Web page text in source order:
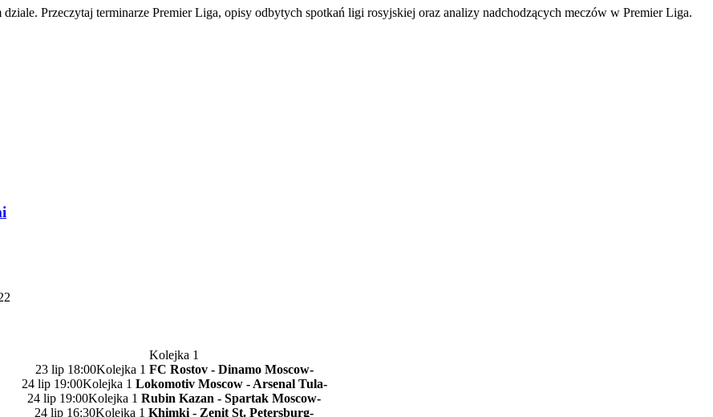
Przeczytaj terminarze Premier Liga, opisy odbytych spotkań ligi rosyjskiej oraz analizy nadchodzących meczów w Premier Liga.
Kolejka 1
23 lip 18:00Kolejka 1 FC Rostov - Dinamo Moscow-
24 lip 19:00Kolejka 1 Lokomotiv Moscow - Arsenal Tula-
24 lip 19:00Kolejka 1 Rubin Kazan - Spartak Moscow-
24 lip 16:30Kolejka 1 Khimki - Zenit St. Petersburg-